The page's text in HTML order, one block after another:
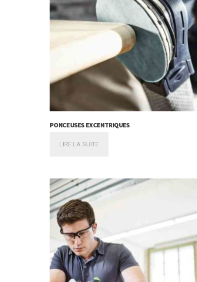
PONCEUSES EXCENTRIQUES
LIRE LA SUITE